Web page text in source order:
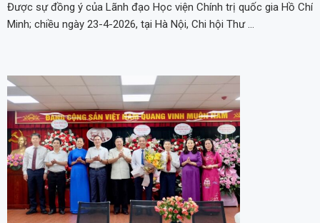
Được sự đồng ý của Lãnh đạo Học viện Chính trị quốc gia Hồ Chí
Minh; chiều ngày 23-4-2026, tại Hà Nội, Chi hội Thư …